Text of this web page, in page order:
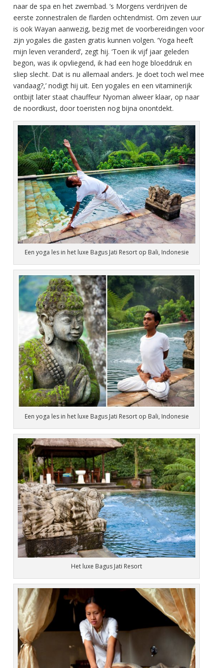
naar de spa en het zwembad. ’s Morgens verdrijven de
eerste zonnestralen de flarden ochtendmist. Om zeven uur
is ook Wayan aanwezig, bezig met de voorbereidingen voor
zijn yogales die gasten gratis kunnen volgen. ‘Yoga heeft
mijn leven veranderd’, zegt hij. ‘Toen ik vijf jaar geleden
begon, was ik opvliegend, ik had een hoge bloeddruk en
sliep slecht. Dat is nu allemaal anders. Je doet toch wel mee
vandaag?,’ nodigt hij uit. Een yogales en een vitaminerijk
ontbijt later staat chauffeur Nyoman alweer klaar, op naar
de noordkust, door toeristen nog bijna onontdekt.
Een yoga les in het luxe Bagus Jati Resort op Bali, Indonesie
Een yoga les in het luxe Bagus Jati Resort op Bali, Indonesie
Het luxe Bagus Jati Resort